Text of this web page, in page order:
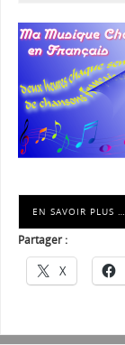
EN SAVOIR PLUS …
Partager :
X